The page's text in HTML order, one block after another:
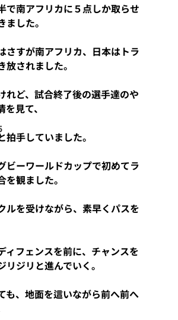
で南アフリカに５点しか取らせ
した。
さすが南アフリカ、日本はトラ
放されました。
れど、試合終了後の選手達のや
見て、
拍手していました。
ビーワールドカップで初めてラ
観ました。
ルを受けながら、素早くパスを
ィフェンスを前に、チャンスを
リジリと進んでいく。
も、地面を這いながら前へ前へ